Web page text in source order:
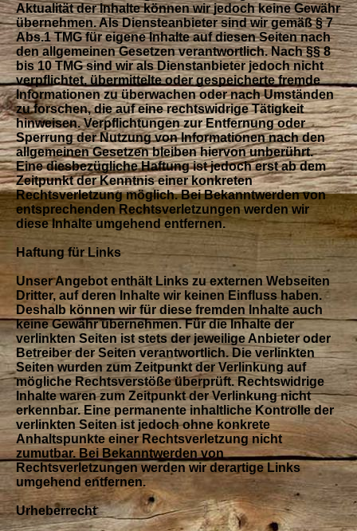
Aktualität der Inhalte können wir jedoch keine Gewähr
übernehmen. Als Diensteanbieter sind wir gemäß § 7
Abs.1 TMG für eigene Inhalte auf diesen Seiten nach
den allgemeinen Gesetzen verantwortlich. Nach §§ 8
bis 10 TMG sind wir als Dienstanbieter jedoch nicht
verpflichtet, übermittelte oder gespeicherte fremde
Informationen zu überwachen oder nach Umständen
zu forschen, die auf eine rechtswidrige Tätigkeit
hinweisen. Verpflichtungen zur Entfernung oder
Sperrung der Nutzung von Informationen nach den
allgemeinen Gesetzen bleiben hiervon unberührt.
Eine diesbezügliche Haftung ist jedoch erst ab dem
Zeitpunkt der Kenntnis einer konkreten
Rechtsverletzung möglich. Bei Bekanntwerden von
entsprechenden Rechtsverletzungen werden wir
diese Inhalte umgehend entfernen.
Haftung für Links
Unser Angebot enthält Links zu externen Webseiten
Dritter, auf deren Inhalte wir keinen Einfluss haben.
Deshalb können wir für diese fremden Inhalte auch
keine Gewähr übernehmen. Für die Inhalte der
verlinkten Seiten ist stets der jeweilige Anbieter oder
Betreiber der Seiten verantwortlich. Die verlinkten
Seiten wurden zum Zeitpunkt der Verlinkung auf
mögliche Rechtsverstöße überprüft. Rechtswidrige
Inhalte waren zum Zeitpunkt der Verlinkung nicht
erkennbar. Eine permanente inhaltliche Kontrolle der
verlinkten Seiten ist jedoch ohne konkrete
Anhaltspunkte einer Rechtsverletzung nicht
zumutbar. Bei Bekanntwerden von
Rechtsverletzungen werden wir derartige Links
umgehend entfernen.
Urheberrecht